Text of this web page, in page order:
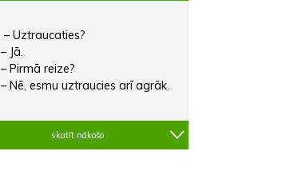
– Uztraucaties?
– Jā.
– Pirmā reize?
– Nē, esmu uztraucies arī agrāk.
skatīt nākošo